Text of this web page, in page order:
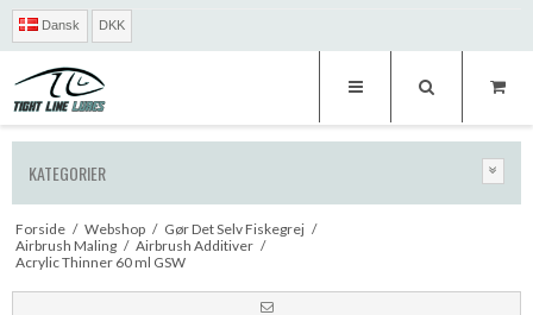
Dansk DKK
KATEGORIER
Forside / Webshop / Gør Det Selv Fiskegrej /
Airbrush Maling / Airbrush Additiver /
Acrylic Thinner 60 ml GSW